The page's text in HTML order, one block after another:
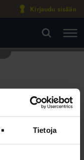
Tietoja
Kirjaudu sisään